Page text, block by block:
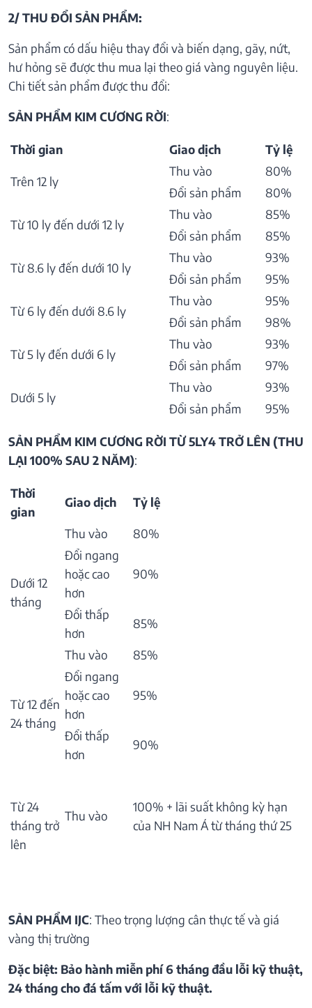
2/ THU ĐỔI SẢN PHẨM:
Sản phẩm có dấu hiệu thay đổi và biến dạng, gãy, nứt,
hư hỏng sẽ được thu mua lại theo giá vàng nguyên liệu.
Chi tiết sản phẩm được thu đổi:
SẢN PHẨM KIM CƯƠNG RỜI:
Thời gian Giao dịch Tỷ lệ
Trên 12 ly
Thu vào
80%
Đổi sản phẩm
80%
Từ 10 ly đến dưới 12 ly
Thu vào
85%
Đổi sản phẩm
85%
Từ 8.6 ly đến dưới 10 ly
Thu vào
93%
Đổi sản phẩm
95%
Từ 6 ly đến dưới 8.6 ly
Thu vào
95%
Đổi sản phẩm
98%
Từ 5 ly đến dưới 6 ly
Thu vào
93%
Đổi sản phẩm
97%
Dưới 5 ly
Thu vào
93%
Đổi sản phẩm
95%
SẢN PHẨM KIM CƯƠNG RỜI TỪ 5LY4 TRỞ LÊN (THU
LẠI 100% SAU 2 NĂM):
Thời
gian
Giao dịch Tỷ lệ
Dưới 12
tháng
Thu vào
80%
Đổi ngang
hoặc cao
hơn
90%
Đổi thấp
hơn
85%
Từ 12 đến
24 tháng
Thu vào
85%
Đổi ngang
hoặc cao
hơn
95%
Đổi thấp
hơn
90%
Từ 24
tháng trở
lên
Thu vào
100% + lãi suất không kỳ hạn
của NH Nam Á từ tháng thứ 25
SẢN PHẨM IJC: Theo trọng lượng cân thực tế và giá
vàng thị trường
Đặc biệt: Bảo hành miễn phí 6 tháng đầu lỗi kỹ thuật,
24 tháng cho đá tấm với lỗi kỹ thuật.